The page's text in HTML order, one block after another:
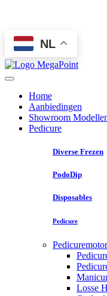
NL
Home
Aanbiedingen
Showroom
Pedicure
Diverse Frezen
PodoDip
Disposables
Pedicure
Losse